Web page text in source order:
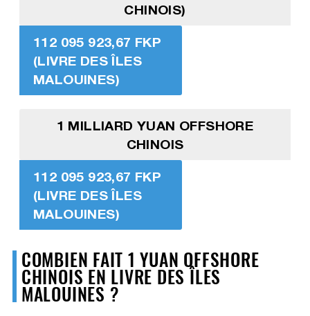
CHINOIS)
112 095 923,67 FKP
(LIVRE DES ÎLES
MALOUINES)
1 MILLIARD YUAN OFFSHORE
CHINOIS
112 095 923,67 FKP
(LIVRE DES ÎLES
MALOUINES)
COMBIEN FAIT 1 YUAN OFFSHORE
CHINOIS EN LIVRE DES ÎLES
MALOUINES ?